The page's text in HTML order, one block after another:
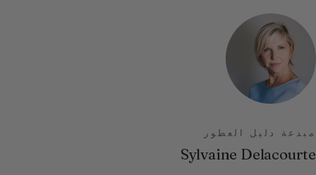
مبدعة دليل العطور
Sylvaine Delacourte